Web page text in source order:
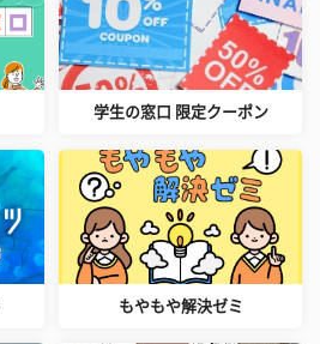
学生の窓口 限定クーポン
もやもや解決ゼミ